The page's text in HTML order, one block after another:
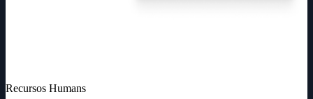
Recursos Humans